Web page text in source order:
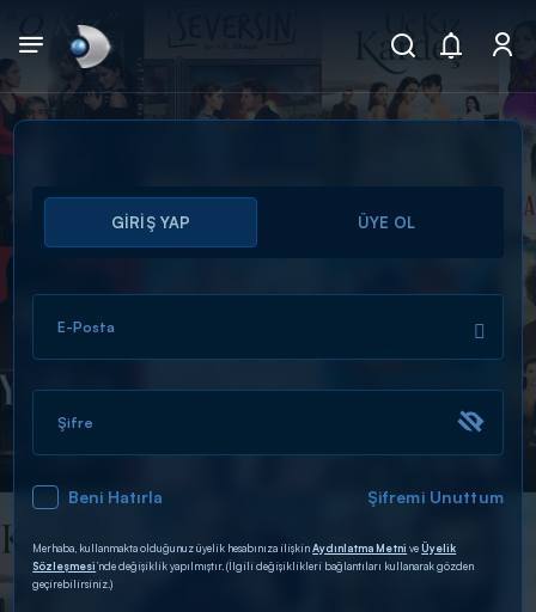
Arama
ARAMA SONUÇLARI
DİĞER SONUÇLAR
GİRİŞ YAP ÜYE OL
E-Posta
Şifre
Beni Hatırla Şifremi Unuttum
Merhaba, kullanmakta olduğunuz üyelik hesabınıza ilişkinAydınlatma Metni veÜyelik
Sözleşmesi’nde değişiklik yapılmıştır. (İlgili değişiklikleri bağlantıları kullanarak gözden
geçirebilirsiniz.)